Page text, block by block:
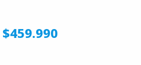
$459.990